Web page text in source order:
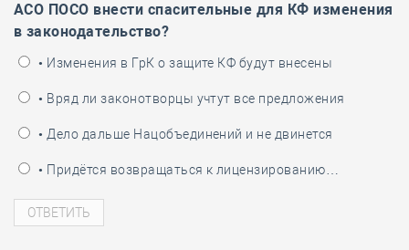
АСО ПОСО внести спасительные для КФ изменения
в законодательство?
• Изменения в ГрК о защите КФ будут внесены
• Вряд ли законотворцы учтут все предложения
• Дело дальше Нацобъединений и не двинется
• Придётся возвращаться к лицензированию…